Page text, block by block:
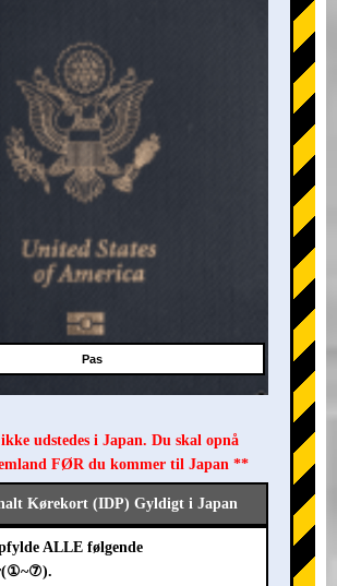
Pas
udstedes i Japan. Du skal opnå
FØR du kommer til Japan **
Kørekort (IDP) Gyldigt i Japan
ALLE følgende